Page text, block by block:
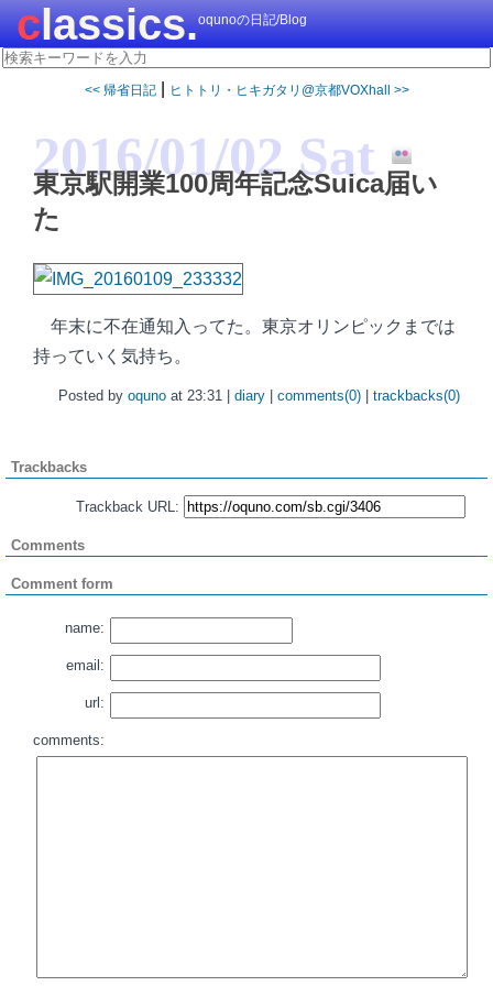
classics.oqunoの日記/Blog
<< 帰省日記| ヒトトリ・ヒキガタリ@京都VOXhall >>
2016/01/02 Sat
東京駅開業100周年記念Suica届い
た
年末に不在通知入ってた。東京オリンピックまでは
持っていく気持ち。
Posted by oquno at 23:31 | diary comments(0) trackbacks(0)
Trackbacks
Trackback URL:
Comments
Comment form
name:
email:
url:
comments: